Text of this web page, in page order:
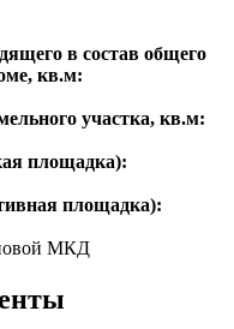
в состав общего
кв.м:
участка, кв.м:
площадка):
площадка):
МКД